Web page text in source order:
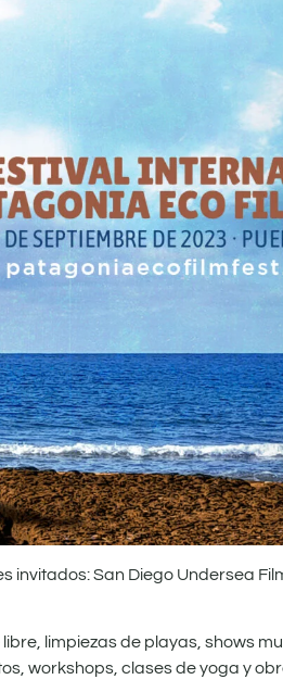
San Diego Undersea
limpiezas de playas, shows
workshops, clases de yoga y